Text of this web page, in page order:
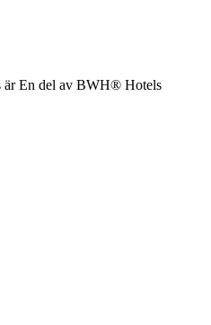
ärEn del av BWH® Hotels